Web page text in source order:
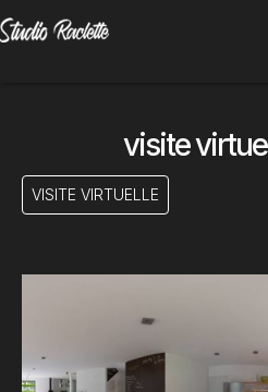
visite
VISITE VIRTUELLE